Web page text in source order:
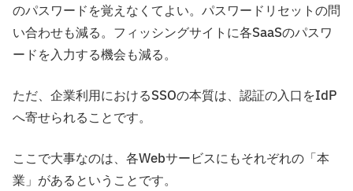
のパスワードを覚えなくてよい。パスワードリセットの問
い合わせも減る。フィッシングサイトに各SaaSのパスワ
ードを入力する機会も減る。
ただ、企業利用におけるSSOの本質は、認証の入口をIdP
へ寄せられることです。
ここで大事なのは、各Webサービスにもそれぞれの「本
業」があるということです。